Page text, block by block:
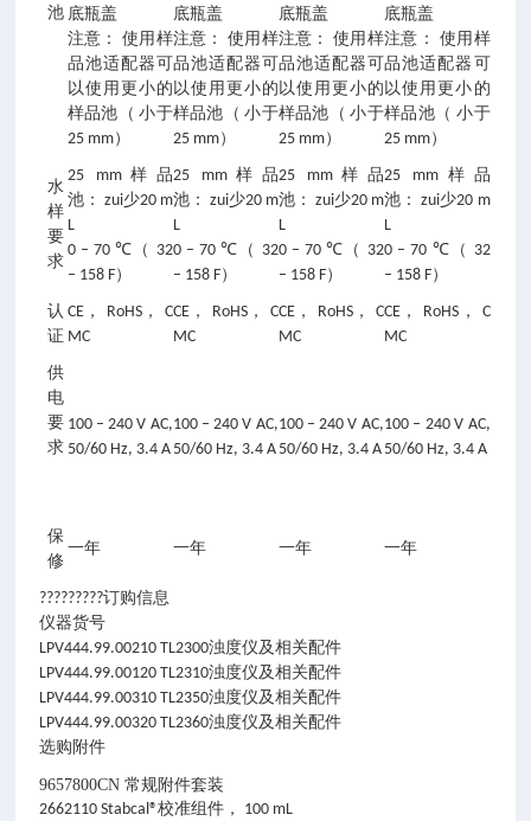
池 底瓶盖
注意： 使用样
品池适配器可
以使用更小的
样品池（ 小于
25 mm）
底瓶盖
注意： 使用样
品池适配器可
以使用更小的
样品池（ 小于
25 mm）
底瓶盖
注意： 使用样
品池适配器可
以使用更小的
样品池（ 小于
25 mm）
底瓶盖
注意： 使用样
品池适配器可
以使用更小的
样品池（ 小于
25 mm）
水
样
要
求
25 mm样品
池： zui少20 m
L
0 – 70 ℃（ 32
– 158 F）
25 mm样品
池： zui少20 m
L
0 – 70 ℃（ 32
– 158 F）
25 mm样品
池： zui少20 m
L
0 – 70 ℃（ 32
– 158 F）
25 mm样品
池： zui少20 m
L
0 – 70 ℃（ 32
– 158 F）
认
证
CE， RoHS， C
MC
CE， RoHS， C
MC
CE， RoHS， C
MC
CE， RoHS， C
MC
供
电
要
求
100 – 240 V AC,
50/60 Hz, 3.4 A
100 – 240 V AC,
50/60 Hz, 3.4 A
100 – 240 V AC,
50/60 Hz, 3.4 A
100 – 240 V AC,
50/60 Hz, 3.4 A
保
修
一年 一年 一年 一年
?????????订购信息
仪器货号
LPV444.99.00210 TL2300浊度仪及相关配件
LPV444.99.00120 TL2310浊度仪及相关配件
LPV444.99.00310 TL2350浊度仪及相关配件
LPV444.99.00320 TL2360浊度仪及相关配件
选购附件
9657800CN 常规附件套装
2662110 Stabcal®校准组件， 100 mL